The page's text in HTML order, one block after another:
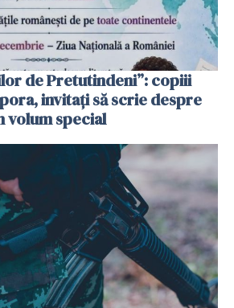
de Pretutindeni”: copiii
invitați să scrie despre
volum special